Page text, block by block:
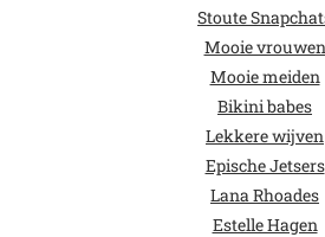
Stoute
Mooie vrouwen
Mooie meiden
Bikini babes
Lekkere wijven
Epische Jetsers
Lana Rhoades
Estelle Hagen